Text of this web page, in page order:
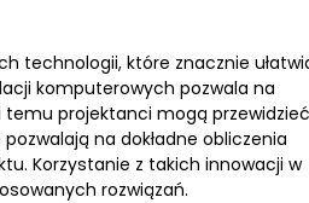
technologii, które znacznie
komputerowych pozwala na
temu projektanci mogą przewidzieć
na dokładne obliczenia
Korzystanie z takich innowacji w
rozwiązań.